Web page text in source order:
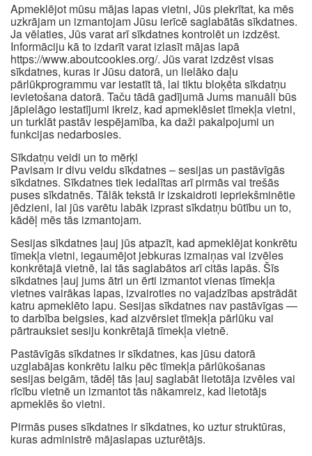
Apmeklējot mūsu mājas lapas vietni, Jūs piekrītat, ka mēs
uzkrājam un izmantojam Jūsu ierīcē saglabātās sīkdatnes.
Ja vēlaties, Jūs varat arī sīkdatnes kontrolēt un izdzēst.
Informāciju kā to izdarīt varat izlasīt mājas lapā
https://www.aboutcookies.org/. Jūs varat izdzēst visas
sīkdatnes, kuras ir Jūsu datorā, un lielāko daļu
pārlūkprogrammu var iestatīt tā, lai tiktu bloķēta sīkdatņu
ievietošana datorā. Taču tādā gadījumā Jums manuāli būs
jāpielāgo iestatījumi ikreiz, kad apmeklēsiet tīmekļa vietni,
un turklāt pastāv iespējamība, ka daži pakalpojumi un
funkcijas nedarbosies.
Sīkdatņu veidi un to mērķi
Pavisam ir divu veidu sīkdatnes – sesijas un pastāvīgās
sīkdatnes. Sīkdatnes tiek iedalītas arī pirmās vai trešās
puses sīkdatnēs. Tālāk tekstā ir izskaidroti iepriekšminētie
jēdzieni, lai jūs varētu labāk izprast sīkdatņu būtību un to,
kādēļ mēs tās izmantojam.
Sesijas sīkdatnes ļauj jūs atpazīt, kad apmeklējat konkrētu
tīmekļa vietni, iegaumējot jebkuras izmaiņas vai izvēles
konkrētajā vietnē, lai tās saglabātos arī citās lapās. Šīs
sīkdatnes ļauj jums ātri un ērti izmantot vienas tīmekļa
vietnes vairākas lapas, izvairoties no vajadzības apstrādāt
katru apmeklēto lapu. Sesijas sīkdatnes nav pastāvīgas —
to darbība beigsies, kad aizvērsiet tīmekļa pārlūku vai
pārtrauksiet sesiju konkrētajā tīmekļa vietnē.
Pastāvīgās sīkdatnes ir sīkdatnes, kas jūsu datorā
uzglabājas konkrētu laiku pēc tīmekļa pārlūkošanas
sesijas beigām, tādēļ tās ļauj saglabāt lietotāja izvēles vai
rīcību vietnē un izmantot tās nākamreiz, kad lietotājs
apmeklēs šo vietni.
Pirmās puses sīkdatnes ir sīkdatnes, ko uztur struktūras,
kuras administrē mājaslapas uzturētājs.